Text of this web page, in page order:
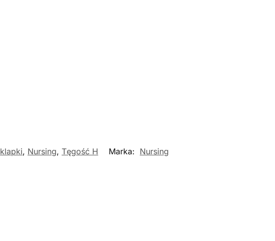
klapki, Nursing, Tęgość H Marka: Nursing